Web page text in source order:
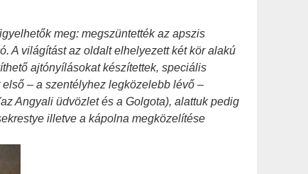
meg: megszüntették az apszis
A világítást az oldalt elhelyezett két kör alakú
ajtónyílásokat készítettek, speciális
– a szentélyhez legközelebb lévő –
Angyali üdvözlet és a Golgota), alattuk pedig
illetve a kápolna megközelítése